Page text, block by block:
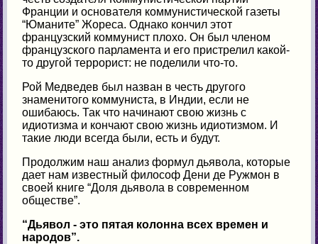
Франции и основателя коммунистической газеты
“Юманите” Жореса. Однако кончил этот
французский коммунист плохо. Он был членом
французского парламента и его пристрелил какой-
то другой террорист: не поделили что-то.
Рой Медведев был назван в честь другого
знаменитого коммуниста, в Индии, если не
ошибаюсь. Так что начинают свою жизнь с
идиотизма и кончают свою жизнь идиотизмом. И
такие люди всегда были, есть и будут.
Продолжим наш анализ формул дьявола, которые
дает нам известный философ Дени де Ружмон в
своей книге “Доля дьявола в современном
обществе”.
“Дьявол - это пятая колонна всех времен и
народов”.